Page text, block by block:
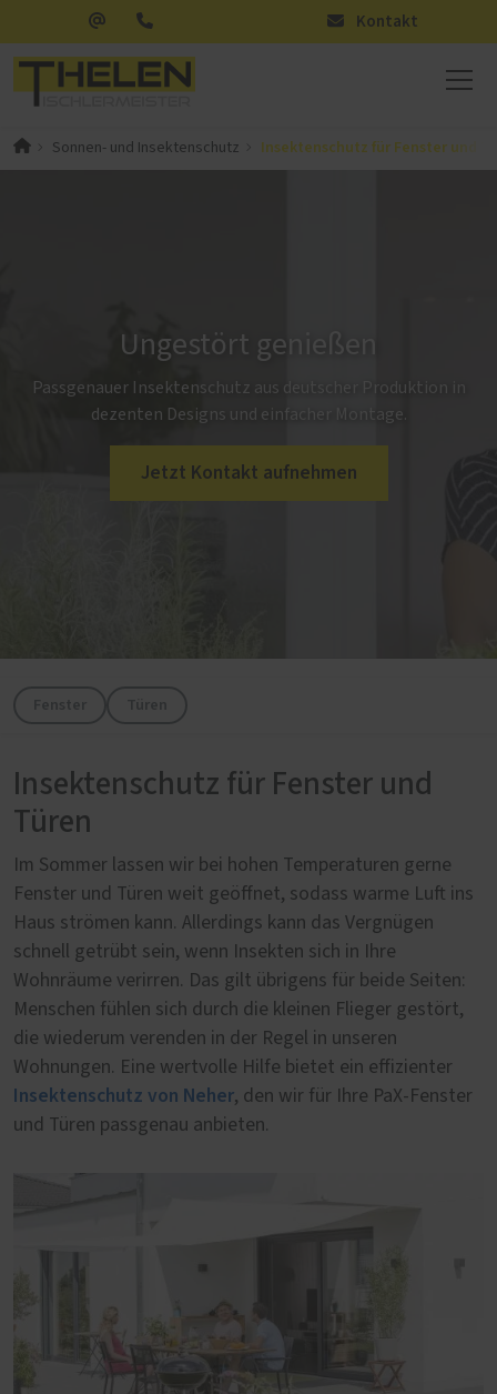
Kontakt
Sonnen- und Insektenschutz Insektenschutz für Fenster und
Ungestört genießen
Passgenauer Insektenschutz aus deutscher Produktion in
dezenten Designs und einfacher Montage.
Jetzt Kontakt aufnehmen
Insektenschutz für Fenster und
Türen
Im Sommer lassen wir bei hohen Temperaturen gerne
Fenster und Türen weit geöffnet, sodass warme Luft ins
Haus strömen kann. Allerdings kann das Vergnügen
schnell getrübt sein, wenn Insekten sich in Ihre
Wohnräume verirren. Das gilt übrigens für beide Seiten:
Menschen fühlen sich durch die kleinen Flieger gestört,
die wiederum verenden in der Regel in unseren
Wohnungen. Eine wertvolle Hilfe bietet ein effizienter
Insektenschutz von Neher, den wir für Ihre PaX-Fenster
und Türen passgenau anbieten.